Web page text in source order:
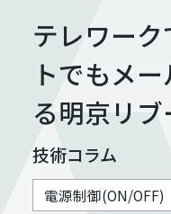
テレワー
トでもメ
る明京リブ
技術コラム
電源制御(ON/OFF)